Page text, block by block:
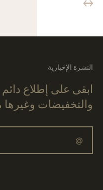
النشرة الإخبارية
ابقى على إطلاع
والتخفيضات